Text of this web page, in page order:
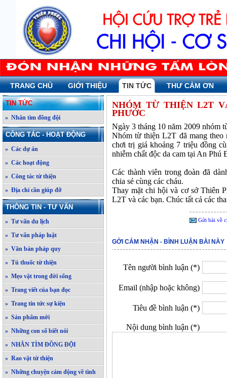
TRANG CHỦ GIỚI THIỆU TIN TỨC THƯ CẢM ƠN
TIN TỨC
» Nhắn tìm đồng đội
CÔNG TÁC - HOẠT ĐỘNG
» Các dự án
» Các hoạt động
» Công tác từ thiện
» Địa chỉ cần giúp đỡ
THÔNG TIN - TƯ VẤN
» Tư vấn du lịch
» Tư vấn pháp luật
» Văn bản pháp quy
» Tủ thuốc từ thiện
» Mẹo vặt trong đời sống
» Trang viết của bạn đọc
» Trang tin tức sự kiện
» Sản phẩm mới
» Những con số biết nói
» NHẮN TÌM ĐỒNG ĐỘI
» Rao vặt từ thiện
» Những chuyện cảm động về tình
NHÓM TỪ THIỆN L2T
PHƯỚC
Ngày 3 tháng 10 năm 2009 nhóm
Nhóm từ thiện L2T đã mang theo
chơi trị giá khoảng 7 triệu đồng
nhiễm chất độc da cam tại An Phú
Các thành viên trong đoàn đã
chia sẻ cùng các cháu.
Thay mặt chi hội và cơ sở Thiên
L2T và các bạn. Chúc tất cả các
Gửi bài về
GỞI CẢM NHẬN - BÌNH LUẬN BÀI NÀY
Tên người bình luận (*)
Email (nhập hoặc không)
Tiêu đề bình luận (*)
Nội dung bình luận (*)